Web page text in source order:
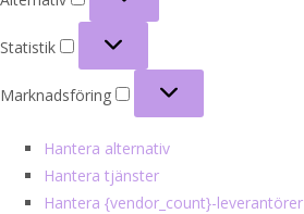
Statistik
Marknadsföring
Hantera alternativ
Hantera tjänster
Hantera {vendor_count}-leverantörer